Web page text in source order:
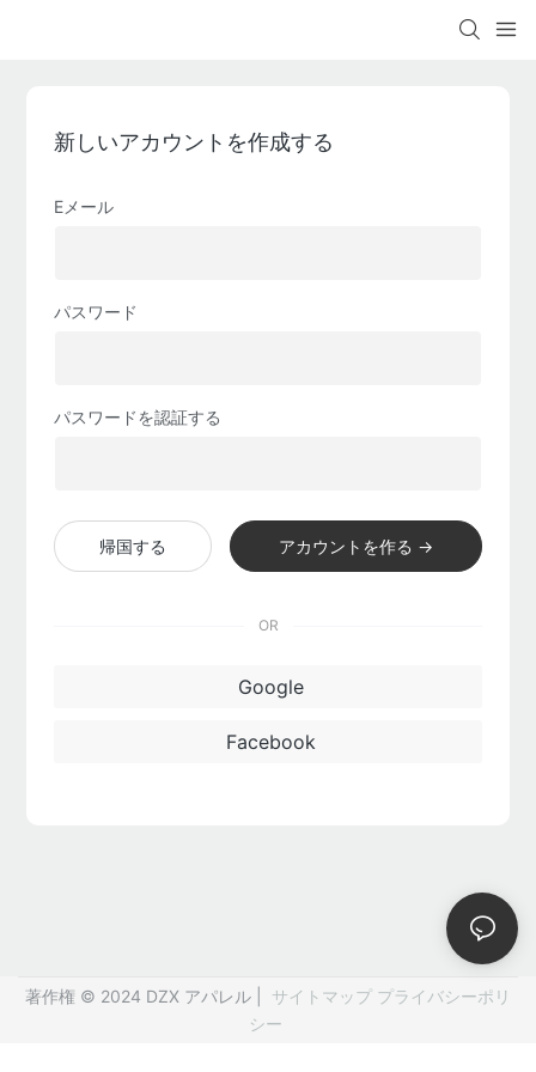
新しいアカウントを作成する
Eメール
パスワード
パスワードを認証する
帰国する アカウントを作る →
OR
Google
Facebook
著作権 © 2024 DZX アパレル | サイトマップ プライバシーポリ
シー